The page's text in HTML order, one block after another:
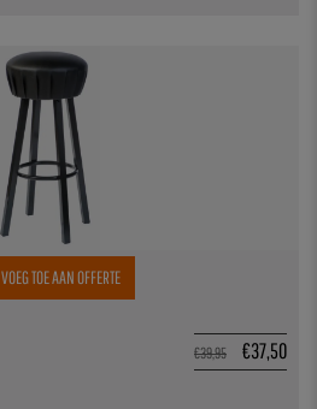
VOEG TOE AAN OFFERTE
€39,95 €37,50